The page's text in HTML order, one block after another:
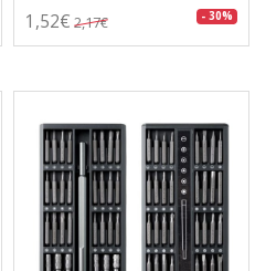
1,52€ 2,17€ - 30%